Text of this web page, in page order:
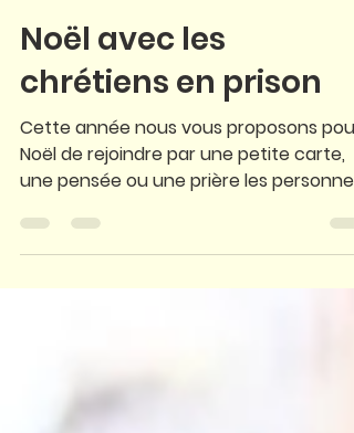
12 déc. 2023
Noël avec les
chrétiens en prison
Cette année nous vous proposons pour
Noël de rejoindre par une petite carte,
une pensée ou une prière les personnes